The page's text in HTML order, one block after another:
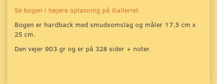
Se bogen i højere opløsning på Galleriet
Bogen er hardback med smudsomslag og måler 17,5 cm x
25 cm.
Den vejer 903 gr og er på 328 sider + noter.